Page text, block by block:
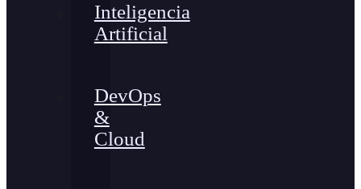
Inteligencia
Artificial
DevOps
&
Cloud